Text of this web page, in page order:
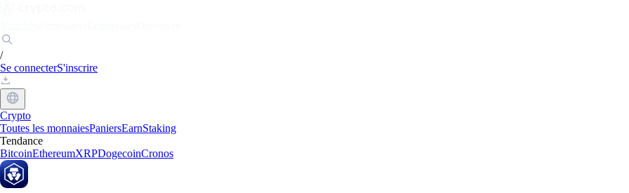
/
Se connecterS'inscrire
Crypto
Toutes les monnaiesPaniersEarnStaking
Tendance
BitcoinEthereumXRPDogecoinCronos